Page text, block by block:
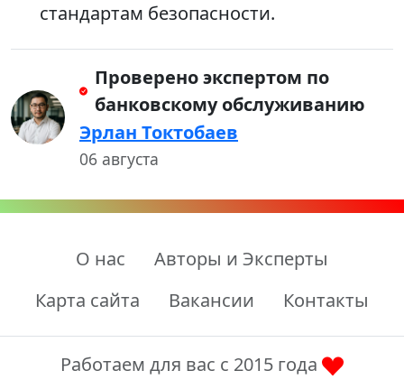
стандартам безопасности.
Проверено экспертом по
банковскому обслуживанию
Эрлан Токтобаев
06 августа
О нас
Авторы и Эксперты
Карта сайта
Вакансии Контакты
Работаем для вас с 2015 года